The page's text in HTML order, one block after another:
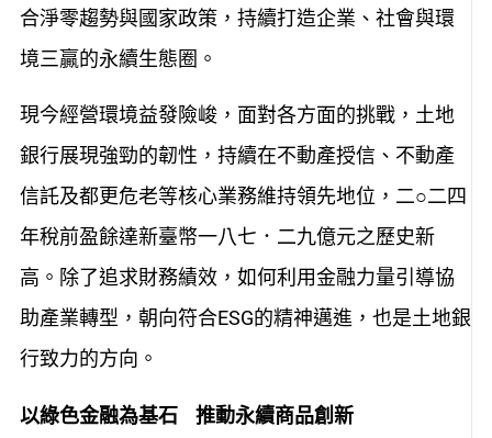
合淨零趨勢與國家政策，持續打造企業、社會與環
境三贏的永續生態圈。
現今經營環境益發險峻，面對各方面的挑戰，土地
銀行展現強勁的韌性，持續在不動產授信、不動產
信託及都更危老等核心業務維持領先地位，二○二四
年稅前盈餘達新臺幣一八七．二九億元之歷史新
高。除了追求財務績效，如何利用金融力量引導協
助產業轉型，朝向符合ESG的精神邁進，也是土地銀
行致力的方向。
以綠色金融為基石 推動永續商品創新